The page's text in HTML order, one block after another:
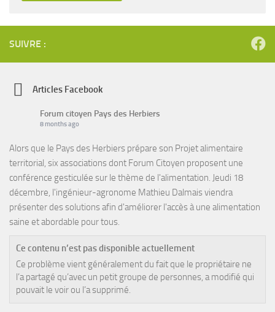
SUIVRE :
Articles Facebook
Forum citoyen Pays des Herbiers
8 months ago
Alors que le Pays des Herbiers prépare son Projet alimentaire
territorial, six associations dont Forum Citoyen proposent une
conférence gesticulée sur le thème de l'alimentation. Jeudi 18
décembre, l'ingénieur-agronome Mathieu Dalmais viendra
présenter des solutions afin d'améliorer l'accès à une alimentation
saine et abordable pour tous.
Ce contenu n’est pas disponible actuellement
Ce problème vient généralement du fait que le propriétaire ne
l’a partagé qu’avec un petit groupe de personnes, a modifié qui
pouvait le voir ou l’a supprimé.